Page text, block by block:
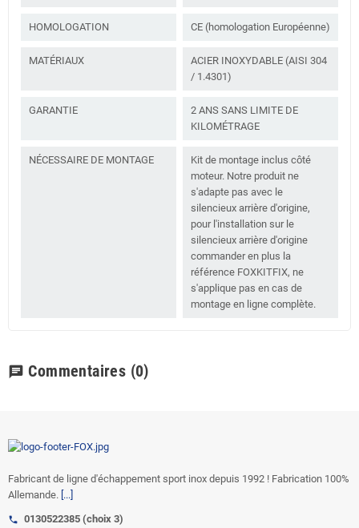
HOMOLOGATION CE (homologation Européenne)
MATÉRIAUX
ACIER INOXYDABLE (AISI 304
/ 1.4301)
GARANTIE
2 ANS SANS LIMITE DE
KILOMÉTRAGE
NÉCESSAIRE DE MONTAGE
Kit de montage inclus côté
moteur. Notre produit ne
s'adapte pas avec le
silencieux arrière d'origine,
pour l'installation sur le
silencieux arrière d'origine
commander en plus la
référence FOXKITFIX, ne
s'applique pas en cas de
montage en ligne complète.
chat Commentaires (0)
Fabricant de ligne d'échappement sport inox depuis 1992 ! Fabrication 100%
Allemande. [...]
call 0130522385 (choix 3)